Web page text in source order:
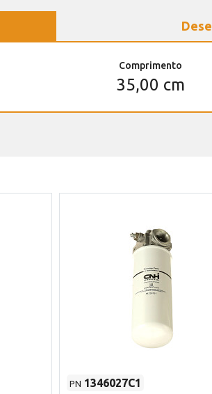
Comprimento
35,00 cm
PN 1346027C1